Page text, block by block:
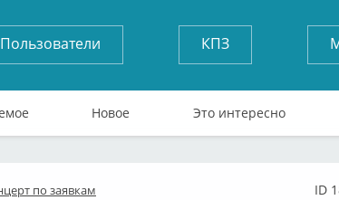
Пользователи КПЗ
Новое Это интересно
по заявкам ID